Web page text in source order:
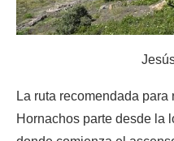
La ruta recomendada
Hornachos parte desde la